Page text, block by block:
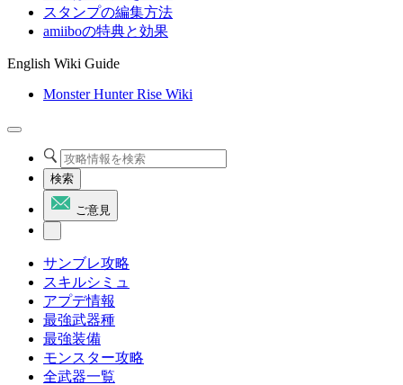
スタンプの編集方法
amiiboの特典と効果
English Wiki Guide
Monster Hunter Rise Wiki
検索
ご意見
サンブレ攻略
スキルシミュ
アプデ情報
最強武器種
最強装備
モンスター攻略
全武器一覧